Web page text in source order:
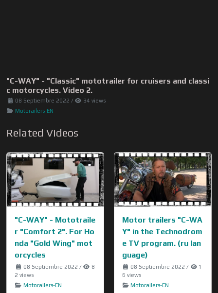
"C-WAY" - "Classic" mototrailer for cruisers and classi
c motorcycles. Video 2.
08 Septiembre 2022 /
34 views
Motorailers-EN
Related Videos
"C-WAY" - Mototraile
r "Comfort 2". For Ho
nda "Gold Wing" mot
orcycles
08 Septiembre 2022 /
8
2 views
Motorailers-EN
Motor trailers "C-WA
Y" in the Technodrom
e TV program. (ru lan
guage)
08 Septiembre 2022 /
1
6 views
Motorailers-EN